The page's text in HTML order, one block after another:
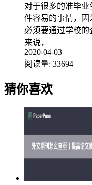
对于很多的准毕
件容易的事情，
必须要通过学校
来说，
2020-04-03
阅读量: 33694
猜你喜欢